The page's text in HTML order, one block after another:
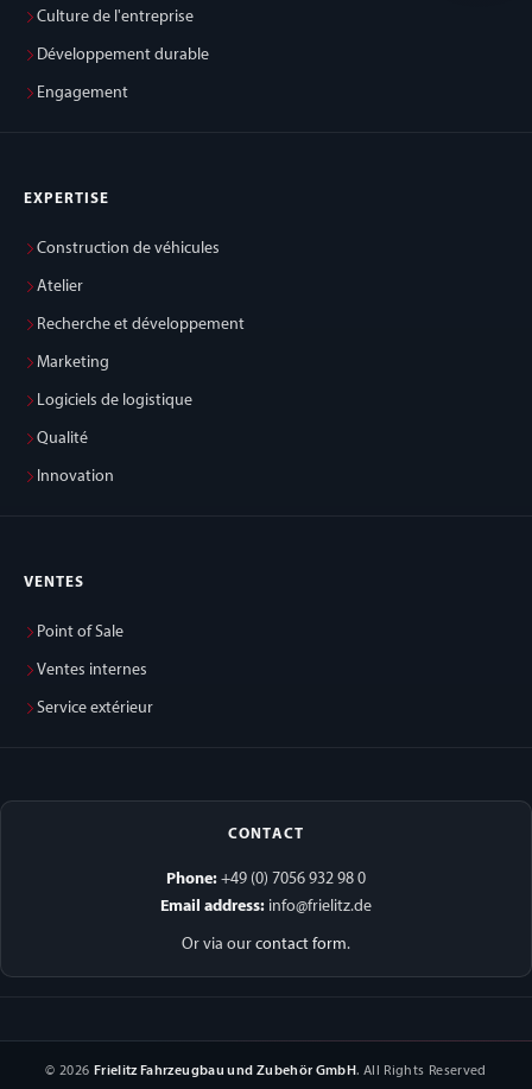
Culture de l'entreprise
Développement durable
Engagement
EXPERTISE
Construction de véhicules
Atelier
Recherche et développement
Marketing
Logiciels de logistique
Qualité
Innovation
VENTES
Point of Sale
Ventes internes
Service extérieur
CONTACT
Phone: +49 (0) 7056 932 98 0
Email address: info@frielitz.de
Or via our contact form.
© 2026 Frielitz Fahrzeugbau und Zubehör GmbH. All Rights Reserved